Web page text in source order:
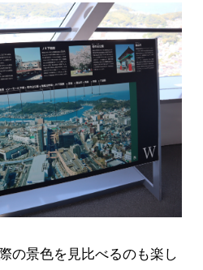
の景色を見比べるのも楽し